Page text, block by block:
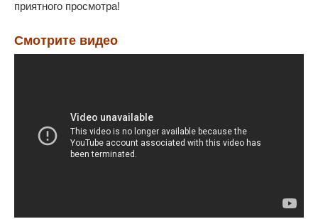
приятного просмотра!
Смотрите видео